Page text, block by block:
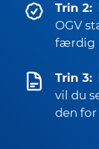
Trin 2:
OGV
færdig
Trin 3:
vil du
den for